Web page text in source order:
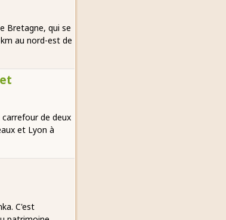
Bretagne, qui se
au nord-est de
de deux
et Lyon à
C'est